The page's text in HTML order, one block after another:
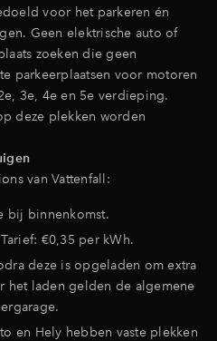
voor het parkeren én
Geen elektrische auto of
zoeken die geen
parkeerplaatsen voor motoren
3e, 4e en 5e verdieping.
deze plekken worden
van Vattenfall:
bij binnenkomst.
€0,35 per kWh.
deze is opgeladen om extra
het laden gelden de algemene
en Hely hebben vaste plekken